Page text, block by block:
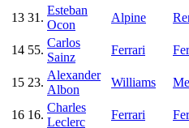
13 31.
Esteban
Ocon
Alpine
14 55.
Carlos
Sainz
Ferrari
15 23.
Alexander
Albon
Williams
16 16.
Charles
Leclerc
Ferrari